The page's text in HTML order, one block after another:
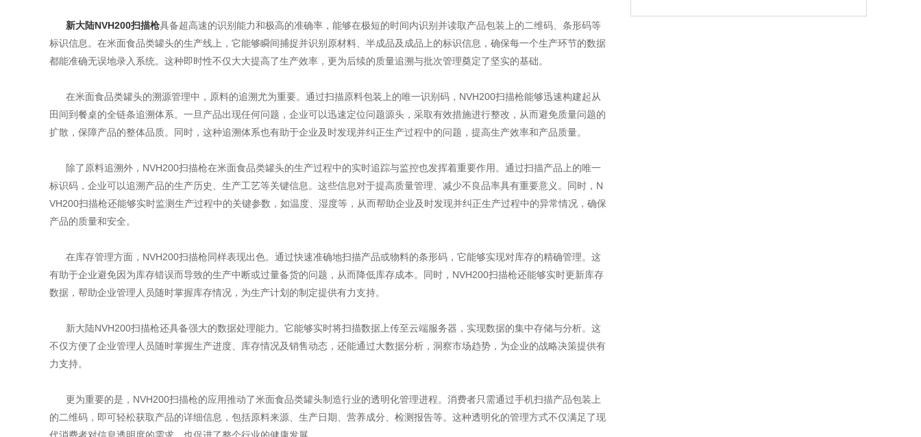
新大陆NVH200扫描枪具备超高速的识别能力和极高的准确率，能够在极短的时间内识别并读取产品包装上的二维码、条形码等
标识信息。在米面食品类罐头的生产线上，它能够瞬间捕捉并识别原材料、半成品及成品上的标识信息，确保每一个生产环节的数据
都能准确无误地录入系统。这种即时性不仅大大提高了生产效率，更为后续的质量追溯与批次管理奠定了坚实的基础。
在米面食品类罐头的溯源管理中，原料的追溯尤为重要。通过扫描原料包装上的唯一识别码，NVH200扫描枪能够迅速构建起从
田间到餐桌的全链条追溯体系。一旦产品出现任何问题，企业可以迅速定位问题源头，采取有效措施进行整改，从而避免质量问题的
扩散，保障产品的整体品质。同时，这种追溯体系也有助于企业及时发现并纠正生产过程中的问题，提高生产效率和产品质量。
除了原料追溯外，NVH200扫描枪在米面食品类罐头的生产过程中的实时追踪与监控也发挥着重要作用。通过扫描产品上的唯一
标识码，企业可以追溯产品的生产历史、生产工艺等关键信息。这些信息对于提高质量管理、减少不良品率具有重要意义。同时，N
VH200扫描枪还能够实时监测生产过程中的关键参数，如温度、湿度等，从而帮助企业及时发现并纠正生产过程中的异常情况，确保
产品的质量和安全。
在库存管理方面，NVH200扫描枪同样表现出色。通过快速准确地扫描产品或物料的条形码，它能够实现对库存的精确管理。这
有助于企业避免因为库存错误而导致的生产中断或过量备货的问题，从而降低库存成本。同时，NVH200扫描枪还能够实时更新库存
数据，帮助企业管理人员随时掌握库存情况，为生产计划的制定提供有力支持。
新大陆NVH200扫描枪还具备强大的数据处理能力。它能够实时将扫描数据上传至云端服务器，实现数据的集中存储与分析。这
不仅方便了企业管理人员随时掌握生产进度、库存情况及销售动态，还能通过大数据分析，洞察市场趋势，为企业的战略决策提供有
力支持。
更为重要的是，NVH200扫描枪的应用推动了米面食品类罐头制造行业的透明化管理进程。消费者只需通过手机扫描产品包装上
的二维码，即可轻松获取产品的详细信息，包括原料来源、生产日期、营养成分、检测报告等。这种透明化的管理方式不仅满足了现
代消费者对信息透明度的需求，也促进了整个行业的健康发展。